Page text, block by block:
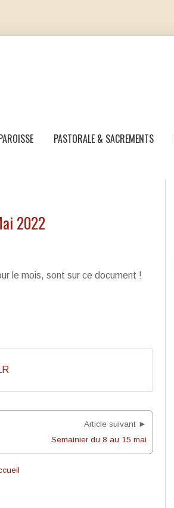
PASTORALE & SACREMENTS
2022
le mois, sont sur ce document !
Article suivant ►
Semainier du 8 au 15 mai